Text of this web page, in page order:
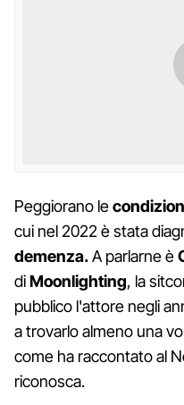
Peggiorano le
cui nel 2022 è stata
demenza.A parlarne è
diMoonlighting, la
pubblico l'attore negli
a trovarlo almeno una
come ha raccontato al
riconosca.